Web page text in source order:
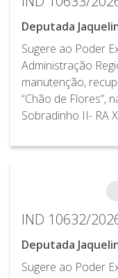
Deputada
Sugere ao Poder
Administração
manutenção,
“Chão de Flores”,
Sobradinho II- RA
IND 10632/
Deputada
Sugere ao Poder